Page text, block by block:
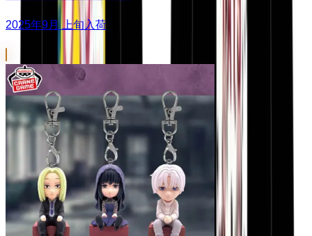
2025年9月 上旬入荷